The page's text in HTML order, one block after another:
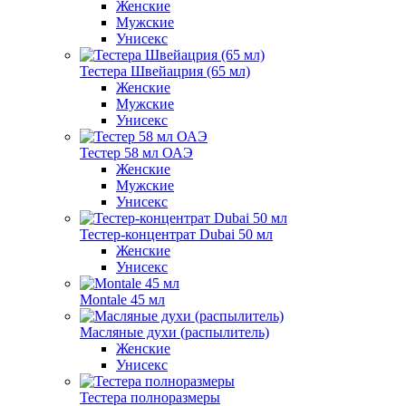
Женские
Мужские
Унисекс
Тестера Швейацрия (65 мл)
Женские
Мужские
Унисекс
Тестер 58 мл ОАЭ
Женские
Мужские
Унисекс
Тестер-концентрат Dubai 50 мл
Женские
Унисекс
Montale 45 мл
Масляные духи (распылитель)
Женские
Унисекс
Тестера полноразмеры